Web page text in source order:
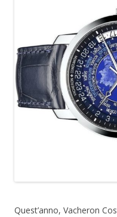
Quest’anno, Vacheron